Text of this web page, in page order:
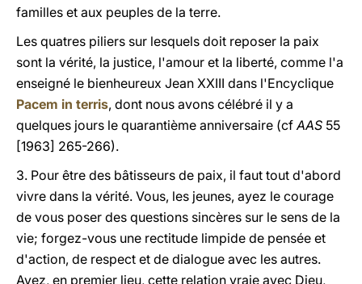
familles et aux peuples de la terre.
Les quatres piliers sur lesquels doit reposer la paix
sont la vérité, la justice, l'amour et la liberté, comme l'a
enseigné le bienheureux Jean XXIII dans l'Encyclique
Pacem in terris, dont nous avons célébré il y a
quelques jours le quarantième anniversaire (cfAAS 55
[1963] 265-266).
3. Pour être des bâtisseurs de paix, il faut tout d'abord
vivre dans la vérité. Vous, les jeunes, ayez le courage
de vous poser des questions sincères sur le sens de la
vie; forgez-vous une rectitude limpide de pensée et
d'action, de respect et de dialogue avec les autres.
Ayez, en premier lieu, cette relation vraie avec Dieu,